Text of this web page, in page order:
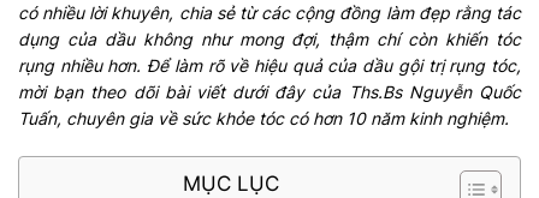
có nhiều lời khuyên, chia sẻ từ các cộng đồng làm đẹp rằng tác
dụng của dầu không như mong đợi, thậm chí còn khiến tóc
rụng nhiều hơn. Để làm rõ về hiệu quả của dầu gội trị rụng tóc,
mời bạn theo dõi bài viết dưới đây của Ths.Bs Nguyễn Quốc
Tuấn, chuyên gia về sức khỏe tóc có hơn 10 năm kinh nghiệm.
MỤC LỤC